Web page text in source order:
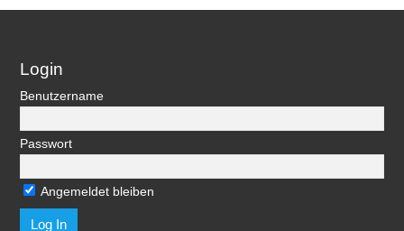
Login
Benutzername
Passwort
Angemeldet bleiben